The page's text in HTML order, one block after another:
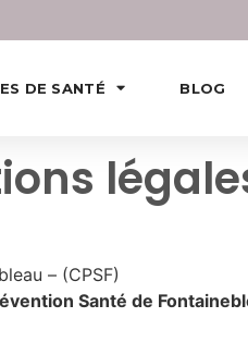
DE SANTÉ BLOG
– (CPSF)
Santé de